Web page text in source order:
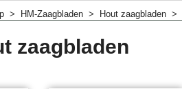
> HM-Zaagbladen > Hout zaagbladen >
zaagbladen